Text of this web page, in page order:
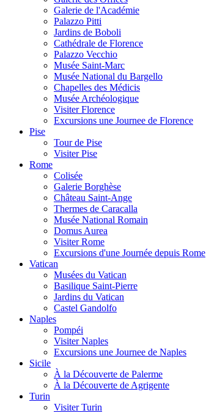
Galerie de l'Académie
Palazzo Pitti
Jardins de Boboli
Cathédrale de Florence
Palazzo Vecchio
Musée Saint-Marc
Musée National du Bargello
Chapelles des Médicis
Musée Archéologique
Visiter Florence
Excursions une Journee de Florence
Pise
Tour de Pise
Visiter Pise
Rome
Colisée
Galerie Borghèse
Château Saint-Ange
Thermes de Caracalla
Musée National Romain
Domus Aurea
Visiter Rome
Excursions d'une Journée depuis Rome
Vatican
Musées du Vatican
Basilique Saint-Pierre
Jardins du Vatican
Castel Gandolfo
Naples
Pompéi
Visiter Naples
Excursions une Journee de Naples
Sicile
À la Découverte de Palerme
À la Découverte de Agrigente
Turin
Visiter Turin